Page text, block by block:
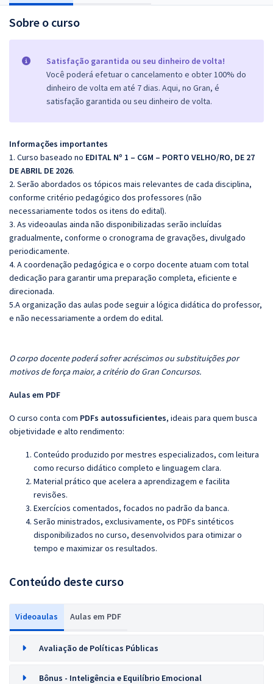
Sobre o curso
Satisfação garantida ou seu dinheiro de volta!
Você poderá efetuar o cancelamento e obter 100% do
dinheiro de volta em até 7 dias. Aqui, no Gran, é
satisfação garantida ou seu dinheiro de volta.
Informações importantes
1. Curso baseado no EDITAL Nº 1 – CGM – PORTO VELHO/RO, DE 27
DE ABRIL DE 2026.
2. Serão abordados os tópicos mais relevantes de cada disciplina,
conforme critério pedagógico dos professores (não
necessariamente todos os itens do edital).
3. As videoaulas ainda não disponibilizadas serão incluídas
gradualmente, conforme o cronograma de gravações, divulgado
periodicamente.
4. A coordenação pedagógica e o corpo docente atuam com total
dedicação para garantir uma preparação completa, eficiente e
direcionada.
5.A organização das aulas pode seguir a lógica didática do professor,
e não necessariamente a ordem do edital.
O corpo docente poderá sofrer acréscimos ou substituições por
motivos de força maior, a critério do Gran Concursos.
Aulas em PDF
O curso conta com PDFs autossuficientes, ideais para quem busca
objetividade e alto rendimento:
Conteúdo produzido por mestres especializados, com leitura
como recurso didático completo e linguagem clara.
Material prático que acelera a aprendizagem e facilita
revisões.
Exercícios comentados, focados no padrão da banca.
Serão ministrados, exclusivamente, os PDFs sintéticos
disponibilizados no curso, desenvolvidos para otimizar o
tempo e maximizar os resultados.
Conteúdo deste curso
Videoaulas Aulas em PDF
Avaliação de Políticas Públicas
Bônus - Inteligência e Equilíbrio Emocional